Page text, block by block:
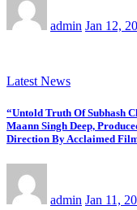
admin Jan 12,
Latest News
“Untold Truth Of Subhash
Maann Singh Deep,
Direction By Acclaimed
admin Jan 11,